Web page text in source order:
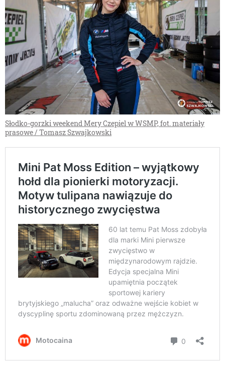
Słodko-gorzki weekend Mery Czepiel w WSMP, fot. materiały
prasowe / Tomasz Szwajkowski